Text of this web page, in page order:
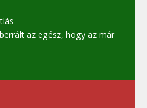
az egész, hogy az már